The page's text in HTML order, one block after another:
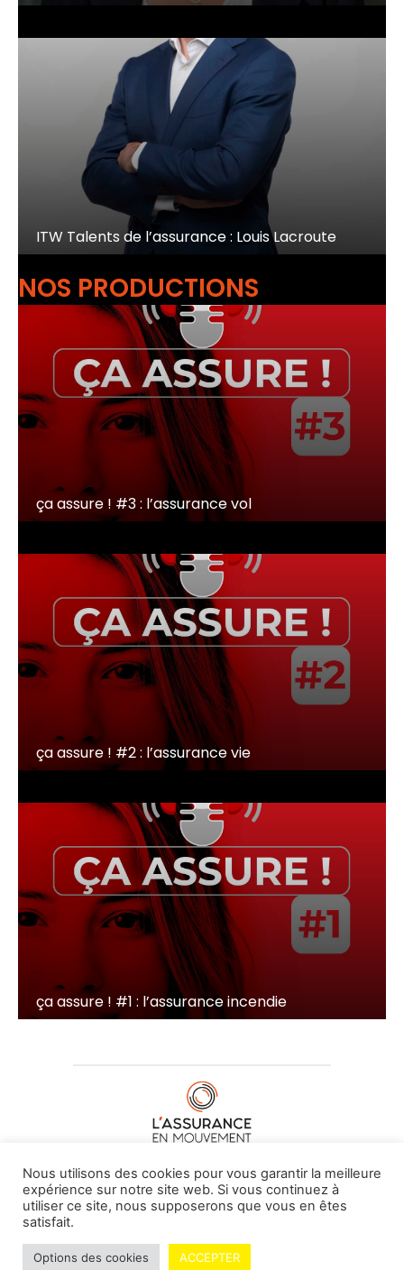
ITW Talents de l’assurance : Louis Lacroute
NOS PRODUCTIONS
ça assure ! #3 : l’assurance vol
ça assure ! #2 : l’assurance vie
ça assure ! #1 : l’assurance incendie
À PROPOS DE NOUS•CONTACT
© L'assurance en mouvement -By Vovoxx Média
Nous utilisons des cookies pour vous garantir la meilleure
expérience sur notre site web. Si vous continuez à
utiliser ce site, nous supposerons que vous en êtes
satisfait.
Options des cookies ACCEPTER